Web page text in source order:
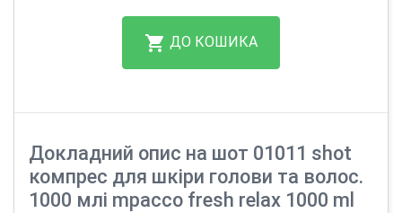
ДО КОШИКА
Докладний опис на шот 01011 shot
компрес для шкіри голови та волос.
1000 млi mpacco fresh relax 1000 ml